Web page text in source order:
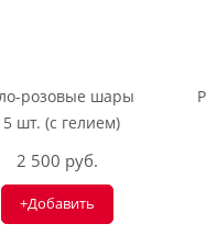
розовые шары
шт. (с гелием)
2 500 руб.
+Добавить